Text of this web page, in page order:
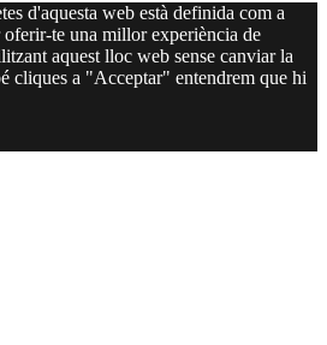
d'aquesta web està definida com a
te una millor experiència de
aquest lloc web sense canviar la
cliques a "Acceptar" entendrem que hi